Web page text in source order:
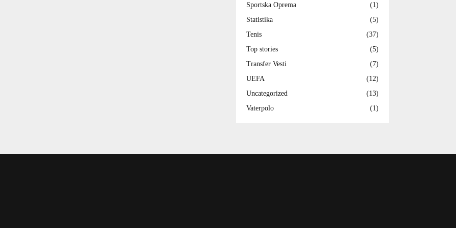
Sportska Oprema
(1)
Statistika
(5)
Tenis
(37)
Top stories
(5)
Transfer Vesti
(7)
UEFA
(12)
Uncategorized
(13)
Vaterpolo
(1)